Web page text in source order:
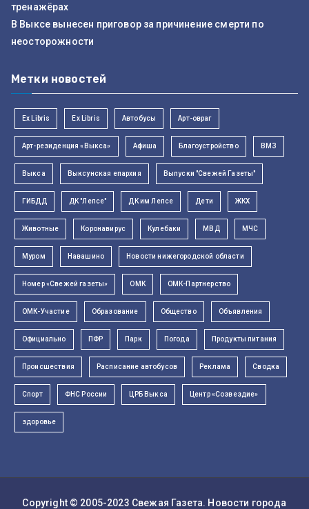
тренажёрах
В Выксе вынесен приговор за причинение смерти по
неосторожности
Метки новостей
Ex Libris Ex Libris Автобусы Арт-овраг
Арт-резиденция «Выкса» Афиша Благоустройство ВМЗ
Выкса Выксунская епархия Выпуски "Свежей Газеты"
ГИБДД ДК "Лепсе" ДК им Лепсе Дети ЖКХ
Животные Коронавирус Кулебаки МВД МЧС
Муром Навашино Новости нижегородской области
Номер «Свежей газеты» ОМК ОМК-Партнерство
ОМК-Участие Образование Общество Объявления
Официально ПФР Парк Погода Продукты питания
Происшествия Расписание автобусов Реклама Сводка
Спорт ФНС России ЦРБ Выкса Центр «Созвездие»
здоровье
Copyright © 2005-2023 Свежая Газета. Новости города